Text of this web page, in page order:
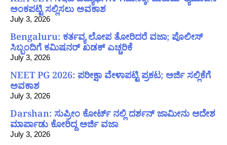
ಅಂಕಪಟ್ಟಿ ಸಲ್ಲಿಸಲು ಅವಕಾಶ
July 3, 2026
Bengaluru: ಕರ್ತವ್ಯ ಲೋಪ ತೋರಿದರೆ ವಜಾ; ಪೊಲೀಸ್
ಸಿಬ್ಬಂದಿಗೆ ಕಮಿಷನರ್ ಖಡಕ್ ಎಚ್ಚರಿಕೆ
July 3, 2026
NEET PG 2026: ಪರೀಕ್ಷಾ ವೇಳಾಪಟ್ಟಿ ಪ್ರಕಟ; ಅರ್ಜಿ ಸಲ್ಲಿಕೆಗೆ
ಅವಕಾಶ
July 3, 2026
Darshan: ಸುಪ್ರೀಂ ಕೋರ್ಟ್ ನಲ್ಲಿ ದರ್ಶನ್ ಜಾಮೀನು ಆದೇಶ
ಮಾರ್ಪಾಡು ಕೋರಿದ್ದ ಅರ್ಜಿ ವಜಾ
July 3, 2026